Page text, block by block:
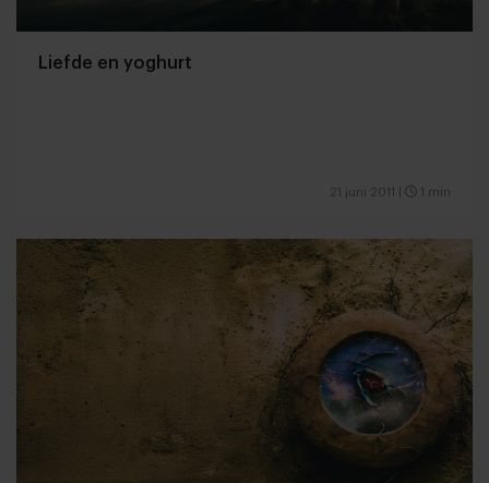
Liefde en yoghurt
21 juni 2011 1 min